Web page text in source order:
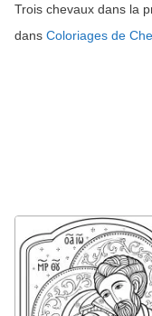
Trois chevaux dans la
dans Coloriages de